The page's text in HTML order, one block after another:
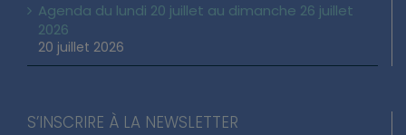
Agenda du lundi 20 juillet au dimanche 26 juillet
2026
20 juillet 2026
S’INSCRIRE À LA NEWSLETTER